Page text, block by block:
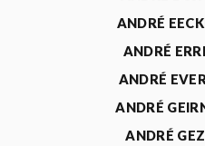
ANDRÉ
ANDRÉ
ANDRÉ
ANDRÉ
ANDRÉ